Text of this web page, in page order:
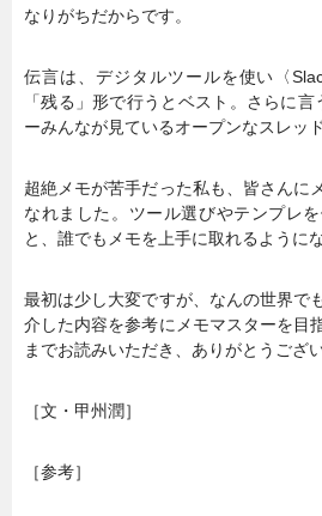
なりがちだからです。
伝言は、デジタルツールを使い〈
「残る」形で行うとベスト。さらに
ーみんなが見ているオープンなスレッ
超絶メモが苦手だった私も、皆さんに
なれました。ツール選びやテンプレ
と、誰でもメモを上手に取れるように
最初は少し大変ですが、なんの世界で
介した内容を参考にメモマスターを目
までお読みいただき、ありがとうござ
［文・甲州潤］
［参考］